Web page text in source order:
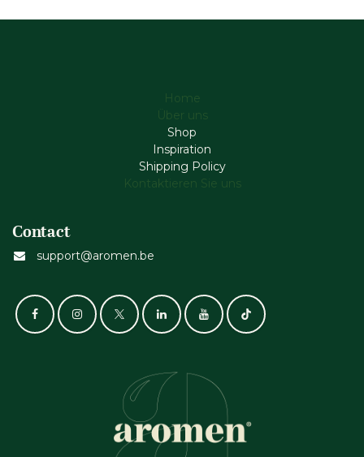
Home
Über uns
Shop
Inspiration
Shipping Policy
Kontaktieren Sie uns
Contact
support@aromen.be